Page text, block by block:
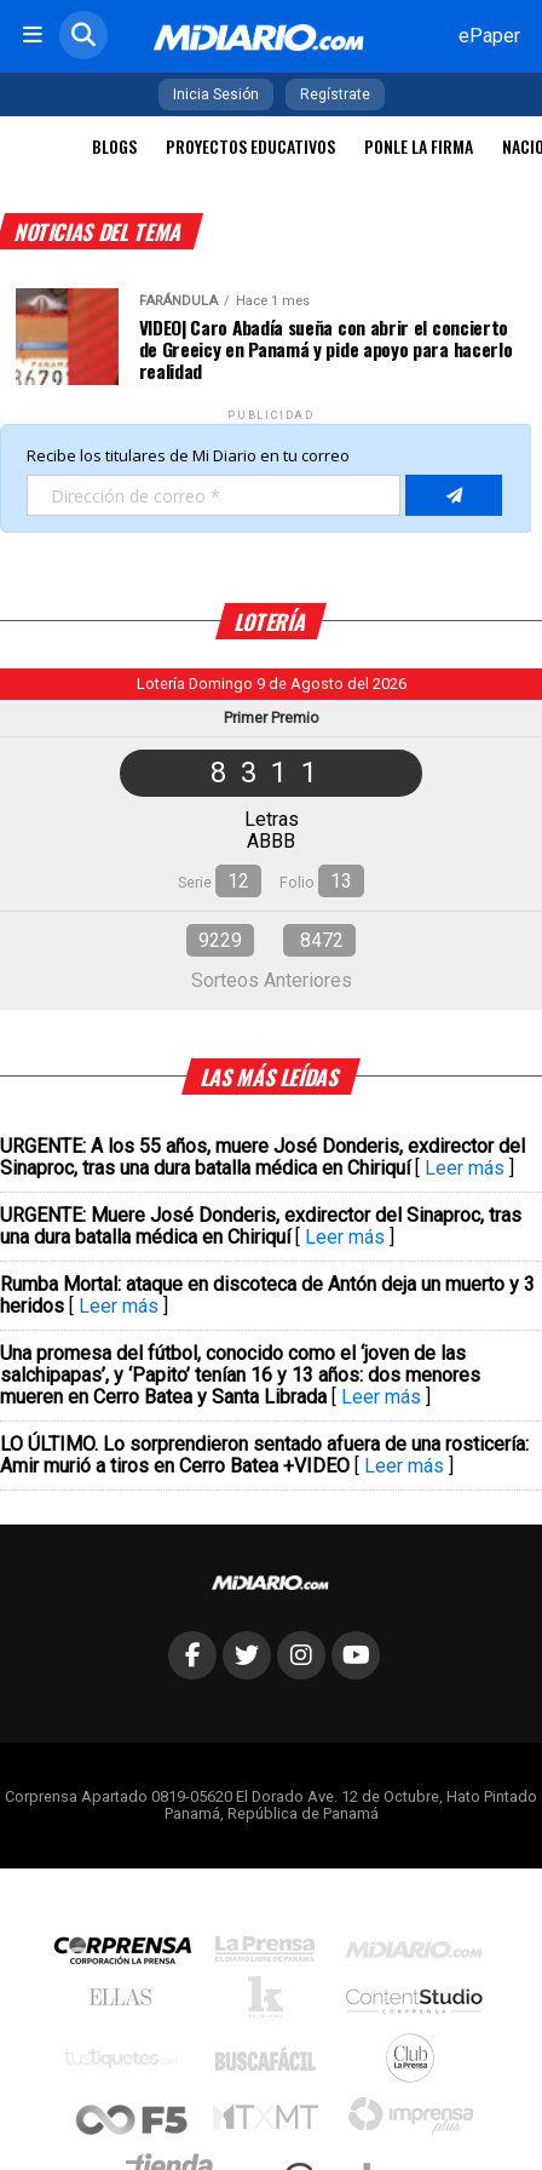
ePaper
Inicia Sesión Regístrate
BLOGS PROYECTOS EDUCATIVOS PONLE LA FIRMA
NOTICIAS DEL TEMA
FARÁNDULA Hace 1 mes
VIDEO| Caro Abadía sueña con abrir el concierto
de Greeicy en Panamá y pide apoyo para hacerlo
realidad
PUBLICIDAD
LOTERÍA
Lotería Domingo 9 de Agosto del 2026
Primer Premio
8311
Letras
ABBB
Serie 12 Folio 13
9229
8472
Sorteos Anteriores
LAS MÁS LEÍDAS
URGENTE: A los 55 años, muere José Donderis, exdirector del
Sinaproc, tras una dura batalla médica en Chiriquí [ Leer más ]
URGENTE: Muere José Donderis, exdirector del Sinaproc, tras
una dura batalla médica en Chiriquí [ Leer más ]
Rumba Mortal: ataque en discoteca de Antón deja un muerto y 3
heridos [ Leer más ]
Una promesa del fútbol, conocido como el ‘joven de las
salchipapas’, y ‘Papito’ tenían 16 y 13 años: dos menores
mueren en Cerro Batea y Santa Librada [ Leer más ]
LO ÚLTIMO. Lo sorprendieron sentado afuera de una rosticería:
Amir murió a tiros en Cerro Batea +VIDEO [ Leer más ]
Corprensa Apartado 0819-05620 El Dorado Ave. 12 de Octubre, Hato Pintado
Panamá, República de Panamá